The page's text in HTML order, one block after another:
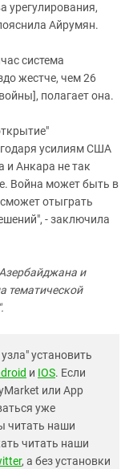
урегулирования,
Айрумян.
система
жестче, чем 26
полагает она.
усилиям США
и Анкара не так
Война может быть в
отыграть
- заключила
и
тематической
установить
и IOS. Если
или App
уже
читать наши
читать наши
, а без установки